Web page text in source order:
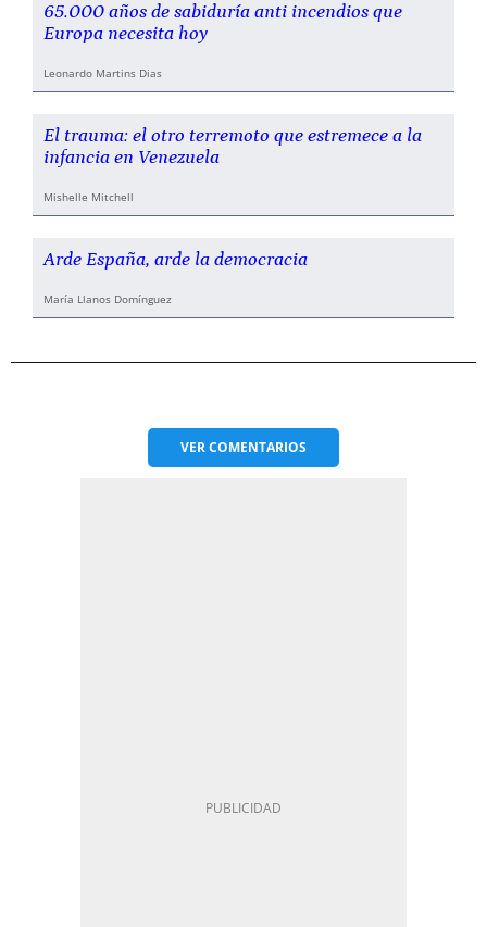
65.000 años de sabiduría anti incendios que
Europa necesita hoy
Leonardo Martins Dias
El trauma: el otro terremoto que estremece a la
infancia en Venezuela
Mishelle Mitchell
Arde España, arde la democracia
María Llanos Domínguez
VERCOMENTARIOS